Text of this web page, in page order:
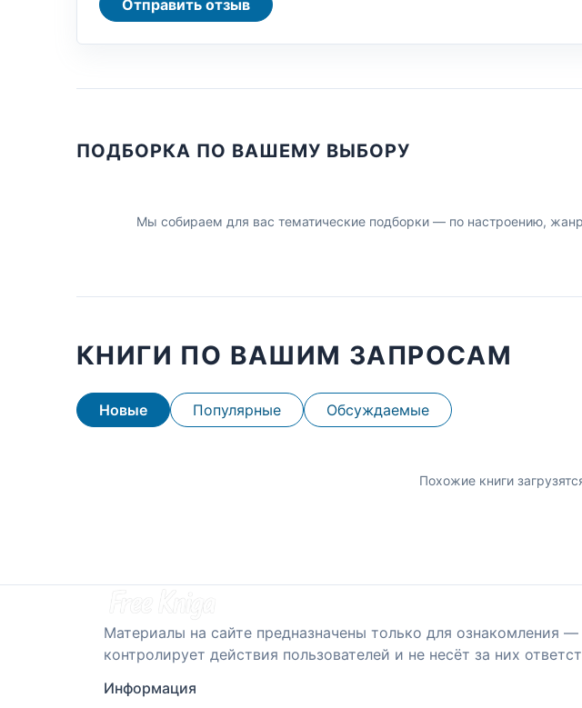
Отправить отзыв
ПОДБОРКА ПО ВАШЕМУ ВЫБОРУ
Мы собираем для вас тематические подборки — по настроению,
КНИГИ ПО ВАШИМ ЗАПРОСАМ
Новые Популярные Обсуждаемые
Похожие книги
Материалы на сайте предназначены только для ознакомления
контролирует действия пользователей и не несёт за них
Информация